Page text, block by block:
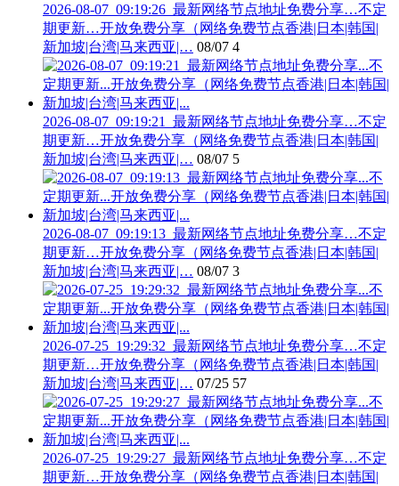
2026-08-07_09:19:26_最新网络节点地址免费分享…不定
期更新…开放免费分享（网络免费节点香港|日本|韩国|
新加坡|台湾|马来西亚|… 08/07 4
2026-08-07_09:19:21_最新网络节点地址免费分享…不定
期更新…开放免费分享（网络免费节点香港|日本|韩国|
新加坡|台湾|马来西亚|… 08/07 5
2026-08-07_09:19:13_最新网络节点地址免费分享…不定
期更新…开放免费分享（网络免费节点香港|日本|韩国|
新加坡|台湾|马来西亚|… 08/07 3
2026-07-25_19:29:32_最新网络节点地址免费分享…不定
期更新…开放免费分享（网络免费节点香港|日本|韩国|
新加坡|台湾|马来西亚|… 07/25 57
2026-07-25_19:29:27_最新网络节点地址免费分享…不定
期更新…开放免费分享（网络免费节点香港|日本|韩国|